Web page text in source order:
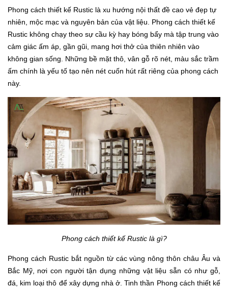
Phong cách thiết kế Rustic là xu hướng nội thất đề cao vẻ đẹp tự
nhiên, mộc mạc và nguyên bản của vật liệu. Phong cách thiết kế
Rustic không chạy theo sự cầu kỳ hay bóng bẩy mà tập trung vào
cảm giác ấm áp, gần gũi, mang hơi thở của thiên nhiên vào
không gian sống. Những bề mặt thô, vân gỗ rõ nét, màu sắc trầm
ấm chính là yếu tố tạo nên nét cuốn hút rất riêng của phong cách
này.
Phong cách thiết kế Rustic là gì?
Phong cách Rustic bắt nguồn từ các vùng nông thôn châu Âu và
Bắc Mỹ, nơi con người tận dụng những vật liệu sẵn có như gỗ,
đá, kim loại thô để xây dựng nhà ở. Tinh thần Phong cách thiết kế